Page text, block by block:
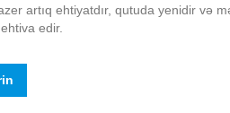
artıq ehtiyatdır, qutuda yenidir və
edir.